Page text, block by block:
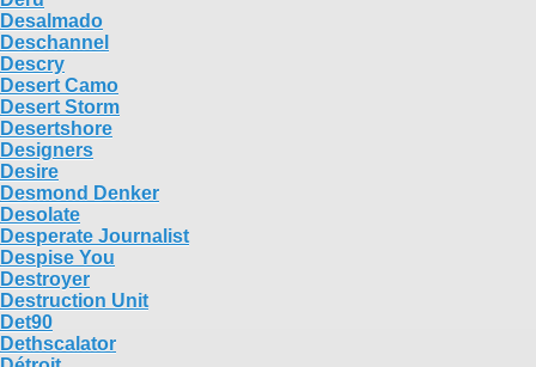
Desalmado
Deschannel
Descry
Desert Camo
Desert Storm
Desertshore
Designers
Desire
Desmond Denker
Desolate
Desperate Journalist
Despise You
Destroyer
Destruction Unit
Det90
Dethscalator